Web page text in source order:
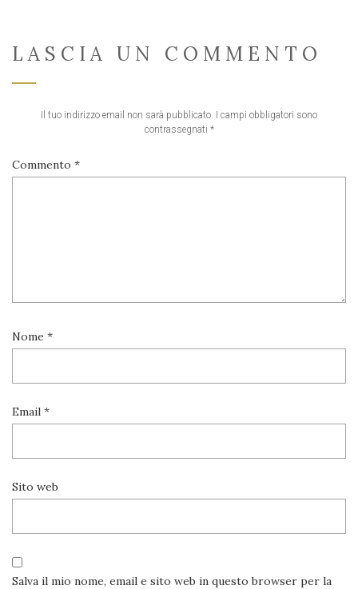
LASCIA UN COMMENTO
Il tuo indirizzo email non sarà pubblicato. I campi obbligatori sono
contrassegnati *
Commento *
Nome *
Email *
Sito web
Salva il mio nome, email e sito web in questo browser per la